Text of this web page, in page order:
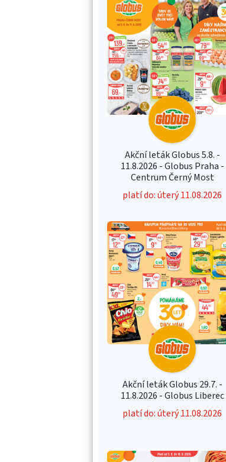
Akční leták Globus 5.8. -
11.8.2026 - Globus Praha -
Centrum Černý Most
platí do: úterý 11.08.2026
Akční leták Globus 29.7. -
11.8.2026 - Globus Liberec
platí do: úterý 11.08.2026